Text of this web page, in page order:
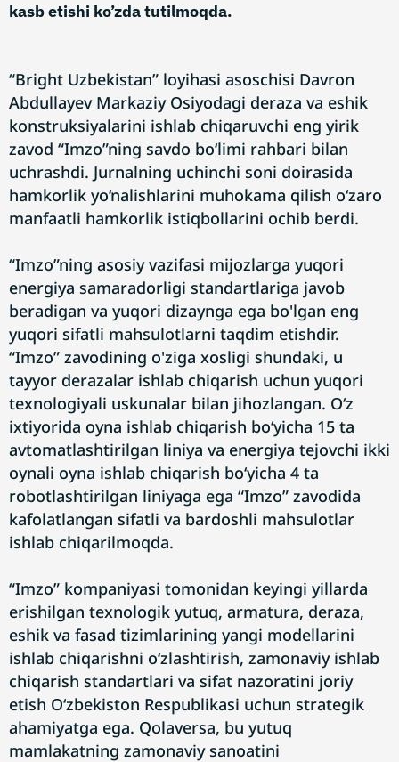
kasb etishi ko’zda tutilmoqda.
“Bright Uzbekistan” loyihasi asoschisi Davron
Abdullayev Markaziy Osiyodagi deraza va eshik
konstruksiyalarini ishlab chiqaruvchi eng yirik
zavod “Imzo”ning savdo bo‘limi rahbari bilan
uchrashdi. Jurnalning uchinchi soni doirasida
hamkorlik yo‘nalishlarini muhokama qilish o‘zaro
manfaatli hamkorlik istiqbollarini ochib berdi.
“Imzo”ning asosiy vazifasi mijozlarga yuqori
energiya samaradorligi standartlariga javob
beradigan va yuqori dizaynga ega bo'lgan eng
yuqori sifatli mahsulotlarni taqdim etishdir.
“Imzo” zavodining o'ziga xosligi shundaki, u
tayyor derazalar ishlab chiqarish uchun yuqori
texnologiyali uskunalar bilan jihozlangan. O‘z
ixtiyorida oyna ishlab chiqarish bo‘yicha 15 ta
avtomatlashtirilgan liniya va energiya tejovchi ikki
oynali oyna ishlab chiqarish bo‘yicha 4 ta
robotlashtirilgan liniyaga ega “Imzo” zavodida
kafolatlangan sifatli va bardoshli mahsulotlar
ishlab chiqarilmoqda.
“Imzo” kompaniyasi tomonidan keyingi yillarda
erishilgan texnologik yutuq, armatura, deraza,
eshik va fasad tizimlarining yangi modellarini
ishlab chiqarishni o‘zlashtirish, zamonaviy ishlab
chiqarish standartlari va sifat nazoratini joriy
etish O‘zbekiston Respublikasi uchun strategik
ahamiyatga ega. Qolaversa, bu yutuq
mamlakatning zamonaviy sanoatini